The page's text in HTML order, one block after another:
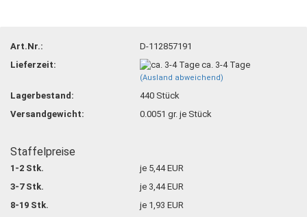
Art.Nr.:
D-112857191
Lieferzeit:
ca. 3-4 Tage
(Ausland abweichend)
Lagerbestand: 440 Stück
Versandgewicht:
0.0051 gr. je Stück
Staffelpreise
1-2 Stk.
je 5,44 EUR
3-7 Stk.
je 3,44 EUR
8-19 Stk.
je 1,93 EUR